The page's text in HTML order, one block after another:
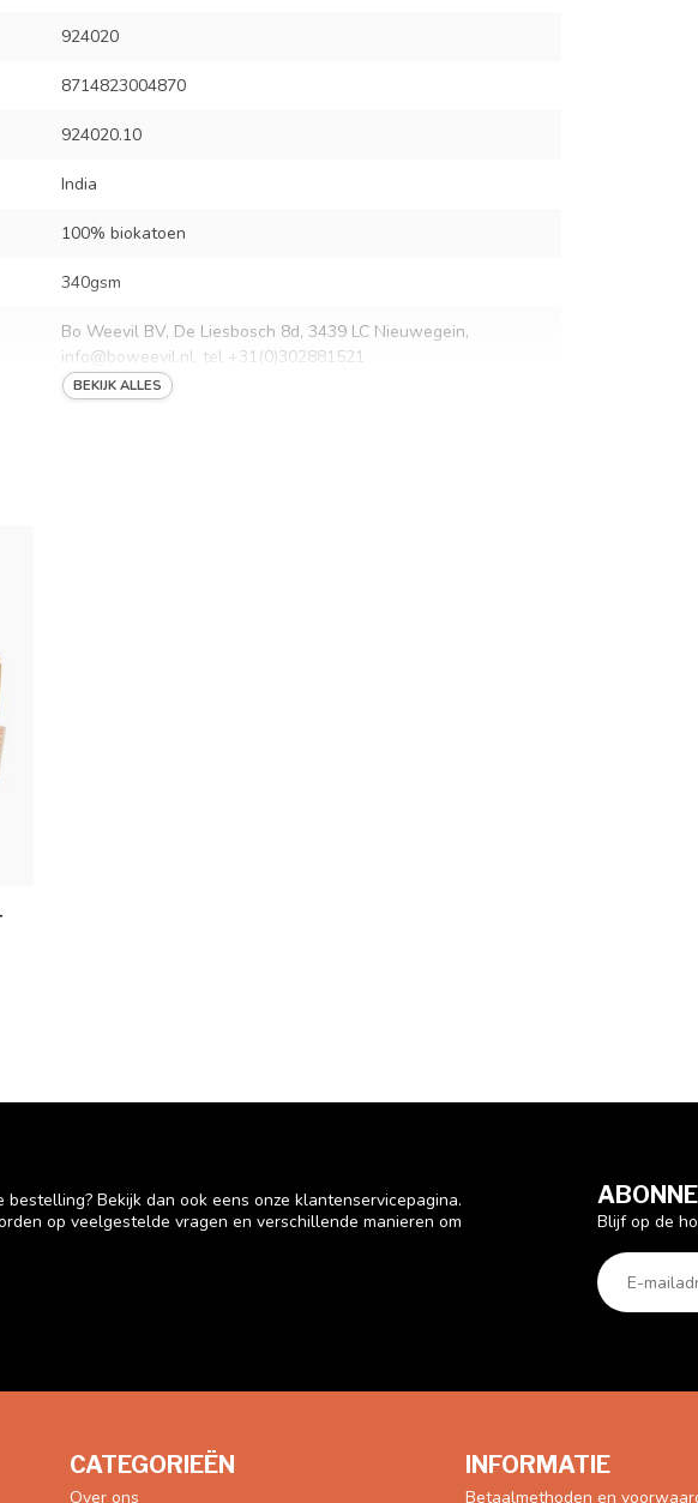
924020
8714823004870
924020.10
India
100% biokatoen
340gsm
Bo Weevil BV, De Liesbosch 8d, 3439 LC Nieuwegein,
info@boweevil.nl , tel +31(0)302881521
BEKIJK ALLES
Bekijk dan ook eens onze klantenservicepagina.
op veelgestelde vragen en verschillende manieren om
Blijf op de
CATEGORIEËN
Over ons
INFORMATIE
Betaalmethoden en